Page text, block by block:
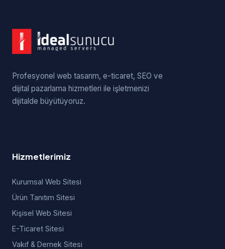
Profesyonel web tasarım, e-ticaret, SEO ve
dijital pazarlama hizmetleri ile işletmenizi
dijitalde büyütüyoruz.
Hizmetlerimiz
Kurumsal Web Sitesi
Ürün Tanıtım Sitesi
Kişisel Web Sitesi
E-Ticaret Sitesi
Vakıf & Dernek Sitesi